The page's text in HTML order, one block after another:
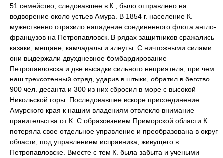
51 семейство, следовавшее в К., было отправлено на
водворение около устьев Амура. В 1854 г. население К.
мужественно отразило нападение соединенного флота англо-
французов на Петропавловск. В рядах защитников сражались
казаки, мещане, камчадалы и алеуты. С ничтожными силами
они выдержали двухдневное бомбардирование
Петропавловска и две высадки сильного неприятеля, при чем
наш трехсотенный отряд, ударив в штыки, обратил в бегство
900 чел. десанта и 300 из них сбросил в море с высокой
Никольской горы. Последовавшее вскоре присоединение
Амурского края к нашим владениям отвлекло внимание
правительства от К. С образованием Приморской области К.
потеряла свое отдельное управление и преобразована в округ
области, под управлением исправника, живущего в
Петропавловске. Вместе с тем К. была забыта и учеными